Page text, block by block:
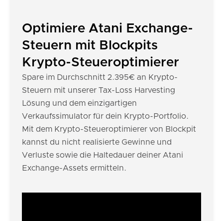
Optimiere Atani Exchange-
Steuern mit Blockpits
Krypto-Steueroptimierer
Spare im Durchschnitt 2.395€ an Krypto-
Steuern mit unserer Tax-Loss Harvesting
Lösung und dem einzigartigen
Verkaufssimulator für dein Krypto-Portfolio.
Mit dem Krypto-Steueroptimierer von Blockpit
kannst du nicht realisierte Gewinne und
Verluste sowie die Haltedauer deiner Atani
Exchange-Assets ermitteln.